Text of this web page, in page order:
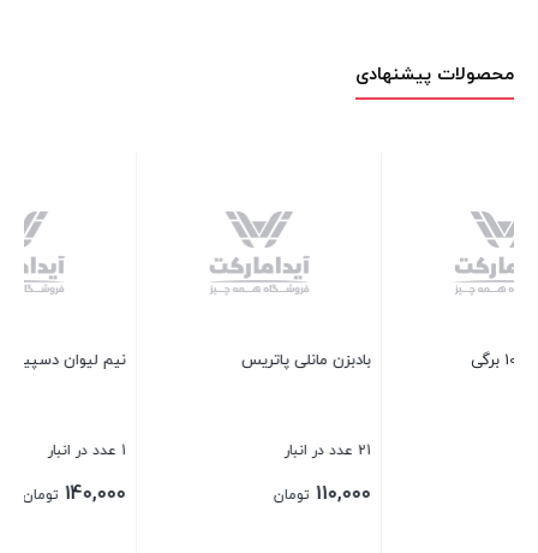
محصولات پیشنهادی
بادبزن مانلی پاتریس نیم لیوان دسپینا اصفهان